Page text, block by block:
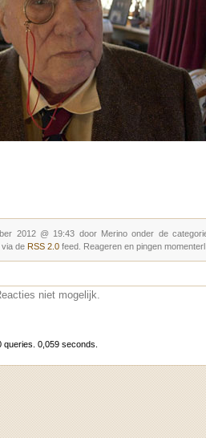
2012 @ 19:43 door Merino onder de
via de RSS 2.0 feed. Reageren en pingen momenterl
niet mogelijk.
queries. 0,059 seconds.